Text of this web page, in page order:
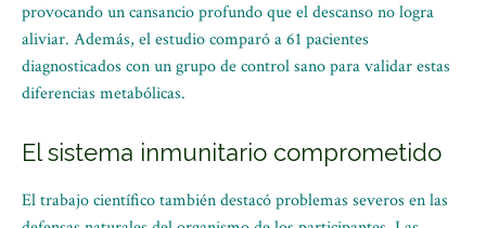
provocando un cansancio profundo que el descanso no logra
aliviar. Además, el estudio comparó a 61 pacientes
diagnosticados con un grupo de control sano para validar estas
diferencias metabólicas.
El sistema inmunitario comprometido
El trabajo científico también destacó problemas severos en las